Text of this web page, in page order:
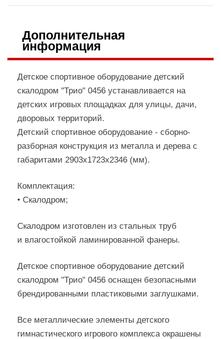
Дополнительная
информация
Детское спортивное оборудование детский
скалодром "Трио" 0456 устанавливается на
детских игровых площадках для улицы, дачи,
дворовых территорий.
Детский спортивное оборудование - сборно-
разборная конструкция из металла и дерева с
габаритами 2903х1723х2346 (мм).
Комплектация:
• Скалодром;
Скалодром изготовлен из стальных труб
и влагостойкой ламинированной фанеры.
Детское спортивное оборудование детский
скалодром "Трио" 0456 оснащен безопасными
брендированными пластиковыми заглушками.
Все металлические элементы детского
гимнастического игрового комплекса окрашены